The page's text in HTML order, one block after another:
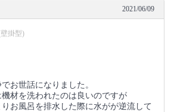
2021/06/09
掛型)
お世話になりました。
材を洗われたのは良いのですが
お風呂を排水した際に水がが逆流して